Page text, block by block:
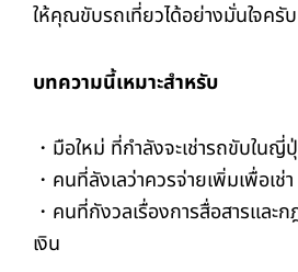
ให้คุณขับรถเที่ยวได้อย่างมั่นใจครับ
บทความนี้เหมาะสำหรับ
・มือใหม่ ที่กำลังจะเช่ารถขับใน
・คนที่ลังเลว่าควรจ่ายเพิ่มเพื่อเช่
・คนที่กังวลเรื่องการสื่อสารและ
เงิน